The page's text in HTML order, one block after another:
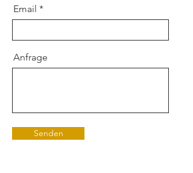
Email
Anfrage
Senden